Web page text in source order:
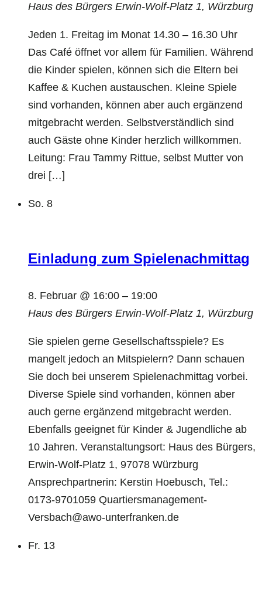
Haus des Bürgers Erwin-Wolf-Platz 1, Würzburg
Jeden 1. Freitag im Monat 14.30 – 16.30 Uhr
Das Café öffnet vor allem für Familien. Während
die Kinder spielen, können sich die Eltern bei
Kaffee & Kuchen austauschen. Kleine Spiele
sind vorhanden, können aber auch ergänzend
mitgebracht werden. Selbstverständlich sind
auch Gäste ohne Kinder herzlich willkommen.
Leitung: Frau Tammy Rittue, selbst Mutter von
drei […]
So. 8
Einladung zum Spielenachmittag
8. Februar @ 16:00 – 19:00
Haus des Bürgers Erwin-Wolf-Platz 1, Würzburg
Sie spielen gerne Gesellschaftsspiele? Es
mangelt jedoch an Mitspielern? Dann schauen
Sie doch bei unserem Spielenachmittag vorbei.
Diverse Spiele sind vorhanden, können aber
auch gerne ergänzend mitgebracht werden.
Ebenfalls geeignet für Kinder & Jugendliche ab
10 Jahren. Veranstaltungsort: Haus des Bürgers,
Erwin-Wolf-Platz 1, 97078 Würzburg
Ansprechpartnerin: Kerstin Hoebusch, Tel.:
0173-9701059 Quartiersmanagement-
Versbach@awo-unterfranken.de
Fr. 13